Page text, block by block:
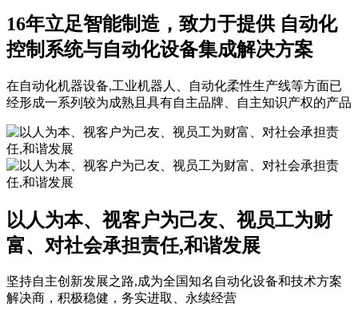
16年立足智能制造，致力于提供 自动化
控制系统与自动化设备集成解决方案
在自动化机器设备,工业机器人、自动化柔性生产线等方面已
经形成一系列较为成熟且具有自主品牌、自主知识产权的产品
以人为本、视客户为己友、视员工为财
富、对社会承担责任,和谐发展
坚持自主创新发展之路,成为全国知名自动化设备和技术方案
解决商，积极稳健，务实进取、永续经营